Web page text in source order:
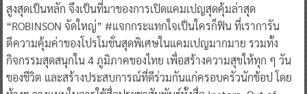
สูงสุดเป็นหลัก จึงเป็นที่มาของการเปิดแคมเปญสุดคุ้มล่าสุด
“ROBINSON จัดใหญ่” #แจกกระแทกใจเป็นใครก็ฟิน ที่เราการัน
ตีความคุ้มค่าของโปรโมชั่นสุดพิเศษในแคมเปญมากมาย รวมทั้ง
กิจกรรมสุดสนุกใน 4 ภูมิภาคของไทย เพื่อสร้างความสุขให้ทุก ๆ วัน
ของชีวิต และสร้างประสบการณ์ที่ดีร่วมกันแก่ครอบครัวนักช้อป โดย